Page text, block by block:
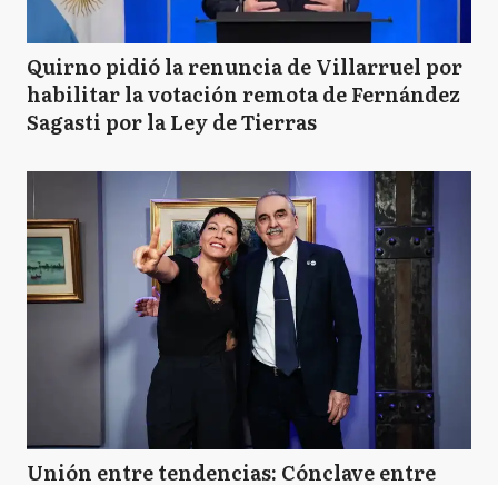
Quirno pidió la renuncia de Villarruel por
habilitar la votación remota de Fernández
Sagasti por la Ley de Tierras
Unión entre tendencias: Cónclave entre